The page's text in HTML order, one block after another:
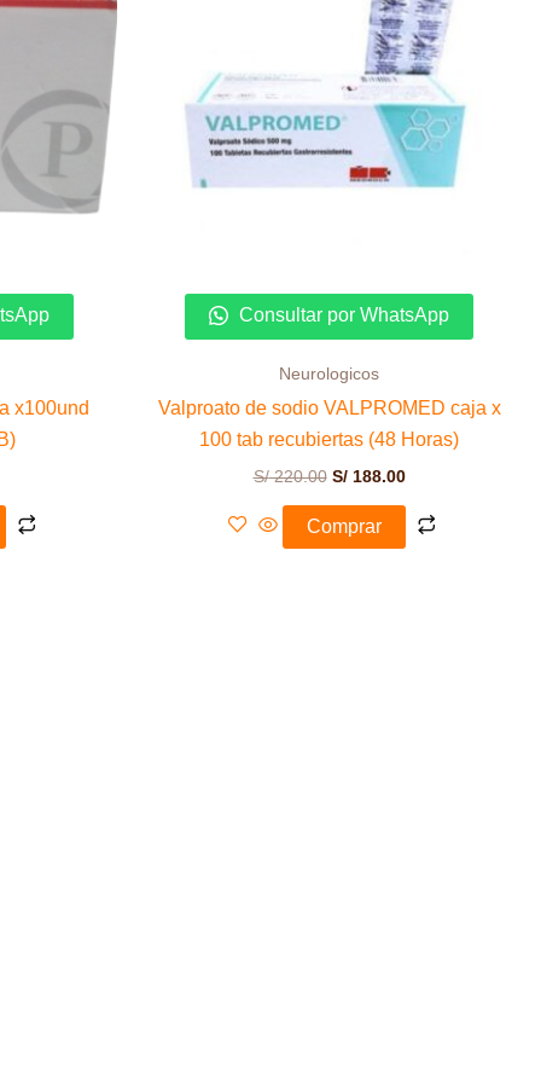
x100und
Consultar por WhatsApp
Neurologicos
Valproato de sodio VALPROMED caja x
100 tab recubiertas (48 Horas)
S/220.00 S/188.00
Comprar